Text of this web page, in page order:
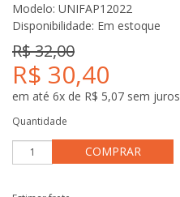
Modelo: UNIFAP12022
Disponibilidade: Em estoque
R$ 32,00
R$ 30,40
em até 6x de R$ 5,07 sem juros
Quantidade
COMPRAR